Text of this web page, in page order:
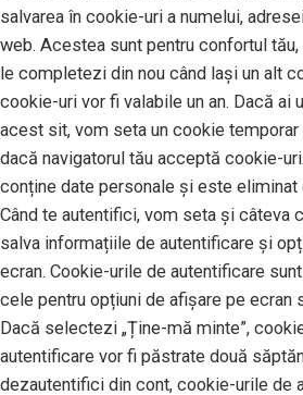
salvarea în cookie-uri a numelui,
web. Acestea sunt pentru confortul
le completezi din nou când lași un alt
cookie-uri vor fi valabile un an. Dacă ai
acest sit, vom seta un cookie temporar
dacă navigatorul tău acceptă cookie-
conține date personale și este eliminat
Când te autentifici, vom seta și câteva
salva informațiile de autentificare și
ecran. Cookie-urile de autentificare
cele pentru opțiuni de afișare pe ecran
Dacă selectezi „Ține-mă minte”,
autentificare vor fi păstrate două
dezautentifici din cont, cookie-urile de